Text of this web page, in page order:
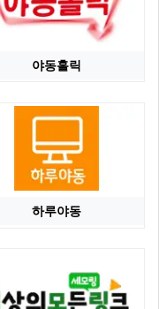
야동홀릭
하루야동